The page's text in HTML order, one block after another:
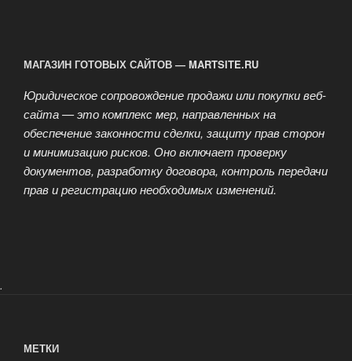
МАГАЗИН ГОТОВЫХ САЙТОВ — MARTSITE.RU
Юридическое сопровождение продажи или покупки веб-
сайта — это комплекс мер, направленных на
обеспечение законности сделки, защиту прав сторон
и минимизацию рисков. Оно включает проверку
документов, разработку договора, контроль передачи
прав и регистрацию необходимых изменений.
.
МЕТКИ